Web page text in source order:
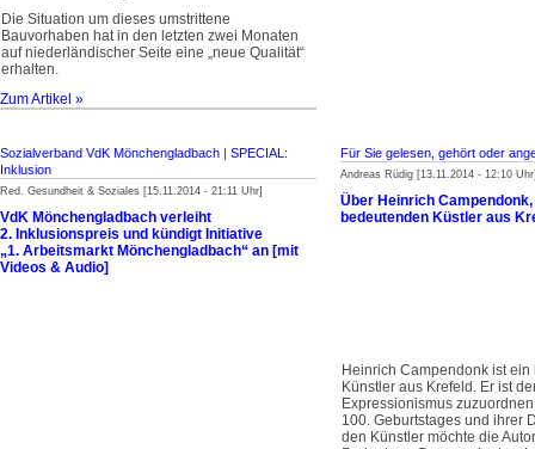
Die Situation um dieses umstrittene
Bauvorhaben hat in den letzten zwei Monaten
auf niederländischer Seite eine „neue Qualität“
erhalten.
Zum Artikel »
Sozialverband VdK Mönchengladbach | SPECIAL:
Inklusion
Red. Gesundheit & Soziales [15.11.2014 - 21:11 Uhr]
VdK Mönchengladbach verleiht
2. Inklusionspreis und kündigt Initiative
„1. Arbeitsmarkt Mönchengladbach“ an [mit
Videos & Audio]
Für Sie gelesen, gehört oder
Andreas Rüdig [13.11.2014 - 12:10
Über Heinrich
bedeutenden Küstler aus
Heinrich Campendonk ist
Künstler aus Krefeld. Er ist
Expressionismus
100. Geburtstages und ihrer
den Künstler möchte die